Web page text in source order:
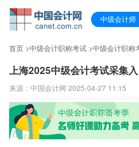
中级会计师
首页>中级会计职称考试>中级会计职称
上海2025中级会计考试采集
来源：中国会计网 2025-04-27 11:15